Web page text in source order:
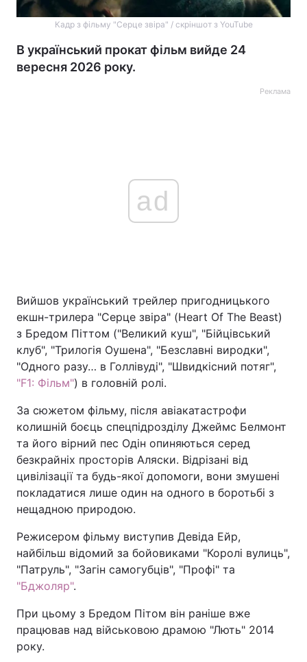
Кадр з фільму "Серце звіра" / скріншот з YouTube
В український прокат фільм вийде 24
вересня 2026 року.
Реклама
ad
Вийшов український трейлер пригодницького
екшн-трилера "Серце звіра" (Heart Of The Beast)
з Бредом Піттом ("Великий куш", "Бійцівський
клуб", "Трилогія Оушена", "Безславні виродки",
"Одного разу… в Голлівуді", "Швидкісний потяг",
"F1: Фільм") в головній ролі.
За сюжетом фільму, після авіакатастрофи
колишній боєць спецпідрозділу Джеймс Белмонт
та його вірний пес Одін опиняються серед
безкрайніх просторів Аляски. Відрізані від
цивілізації та будь-якої допомоги, вони змушені
покладатися лише один на одного в боротьбі з
нещадною природою.
Режисером фільму виступив Девіда Ейр,
найбільш відомий за бойовиками "Королі вулиць",
"Патруль", "Загін самогубців", "Профі" та
"Бджоляр".
При цьому з Бредом Пітом він раніше вже
працював над військовою драмою "Лють" 2014
року.